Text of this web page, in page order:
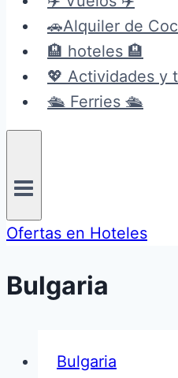
🚗Alquiler de
🏨 hoteles 🏨
💖 Actividades y
🛳️ Ferries 🛳️
Ofertas en Hoteles
Bulgaria
Bulgaria